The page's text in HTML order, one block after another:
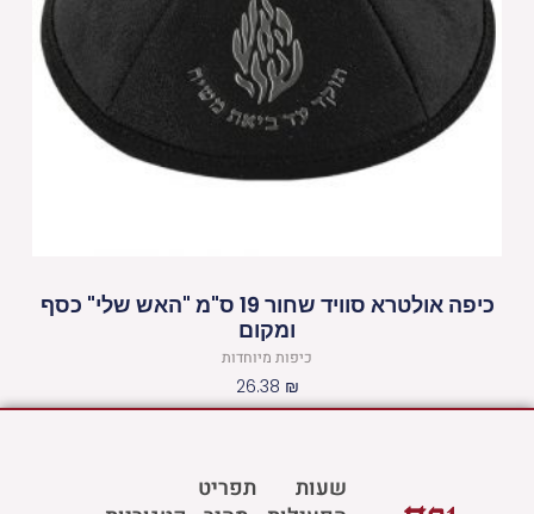
כיפה אולטרא סוויד שחור 19 ס"מ "האש שלי" כסף
ומקום
כיפות מיוחדות
26.38 ₪
שעות
תפריט